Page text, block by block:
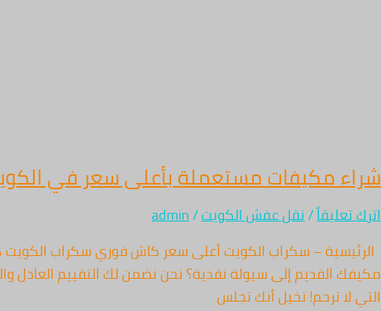
شراء مكيفات مستعملة بأعلى سعر في
اترك تعليقاً/نقل عفش الكويت/
admin
التي لا ترحم! تخيل أنك تجلس